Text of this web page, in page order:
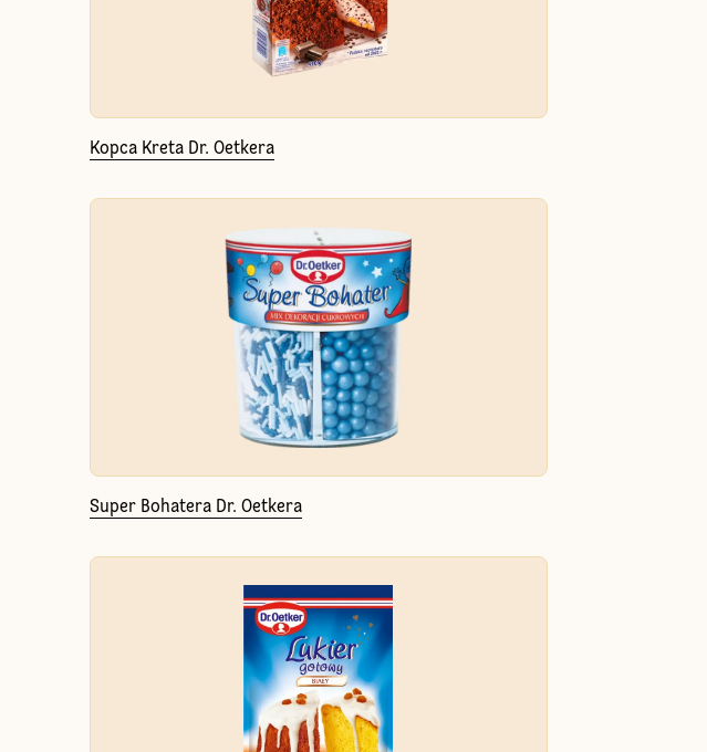
Kopca Kreta Dr. Oetkera
Super Bohatera Dr. Oetkera